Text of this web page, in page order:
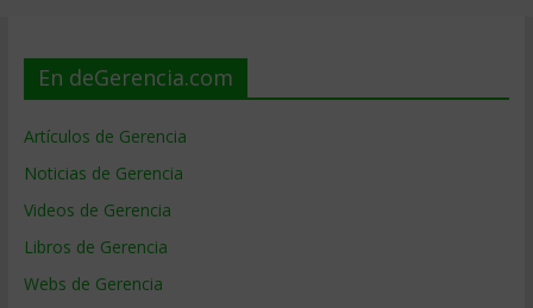
En deGerencia.com
Artículos de Gerencia
Noticias de Gerencia
Videos de Gerencia
Libros de Gerencia
Webs de Gerencia